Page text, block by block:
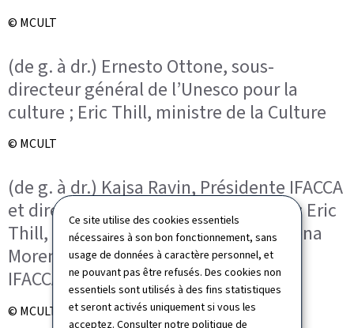
Ce site utilise des cookies essentiels
nécessaires à son bon fonctionnement, sans
usage de données à caractère personnel, et
ne pouvant pas être refusés. Des cookies non
essentiels sont utilisés à des fins statistiques
et seront activés uniquement si vous les
acceptez. Consulter notrepolitique de
© MCULT
(de g. à dr.) Ernesto Ottone, sous-
directeur général de l’Unesco pour la
culture ; Eric Thill, ministre de la Culture
© MCULT
(de g. à dr.) Kajsa Ravin, Présidente IFACCA
et directrice du Arts Council Sweden ; Eric
Thill, ministre de la Culture ; Magdalena
Moreno Mujica, executive director of
IFACCA
© MCULT